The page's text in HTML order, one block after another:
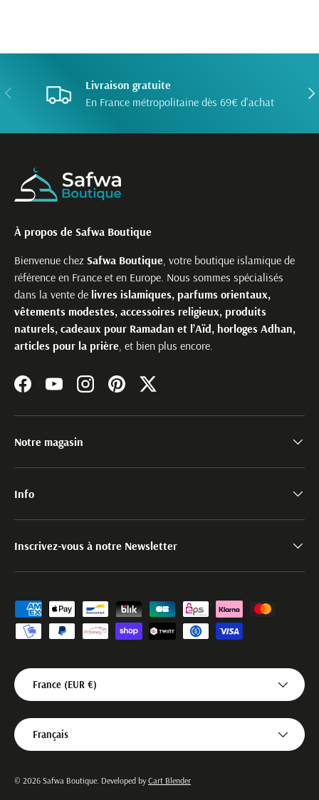
PRÉCÉDENT
Livraison gratuite
En France métropolitaine dès 69€ d'achat
À propos de Safwa Boutique
Bienvenue chez Safwa Boutique, votre boutique islamique de
référence en France et en Europe. Nous sommes spécialisés
dans la vente de livres islamiques, parfums orientaux,
vêtements modestes, accessoires religieux, produits
naturels, cadeaux pour Ramadan et l’Aïd, horloges Adhan,
articles pour la prière, et bien plus encore.
FacebookYouTubeInstagramPinterestTwitter
Notre magasin
Info
Inscrivez-vous à notre Newsletter
Moyens de paiement acceptés
Pays
France (EUR €)
Langue
Français
© 2026 Safwa Boutique. Developed by Cart Blender